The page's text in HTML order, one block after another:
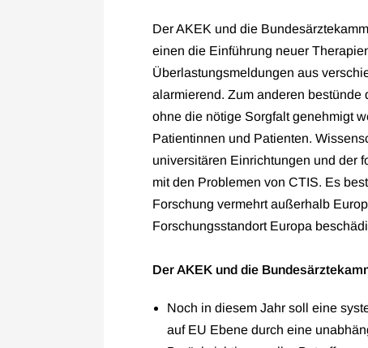
Der AKEK und die
einen die Einführung neuer
Überlastungsmeldungen aus
alarmierend. Zum anderen
ohne die nötige Sorgfalt genehmigt
Patientinnen und Patienten.
universitären Einrichtungen und der
mit den Problemen von CTIS. Es
Forschung vermehrt außerhalb
Forschungsstandort Europa
Der AKEK und die
Noch in diesem Jahr soll eine
auf EU Ebene durch eine